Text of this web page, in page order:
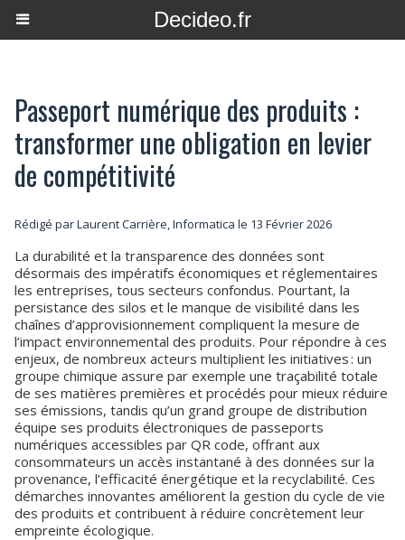
Decideo.fr
Passeport numérique des produits :
transformer une obligation en levier
de compétitivité
Rédigé par Laurent Carrière, Informatica le 13 Février 2026
La durabilité et la transparence des données sont
désormais des impératifs économiques et réglementaires
les entreprises, tous secteurs confondus. Pourtant, la
persistance des silos et le manque de visibilité dans les
chaînes d’approvisionnement compliquent la mesure de
l’impact environnemental des produits. Pour répondre à ces
enjeux, de nombreux acteurs multiplient les initiatives : un
groupe chimique assure par exemple une traçabilité totale
de ses matières premières et procédés pour mieux réduire
ses émissions, tandis qu’un grand groupe de distribution
équipe ses produits électroniques de passeports
numériques accessibles par QR code, offrant aux
consommateurs un accès instantané à des données sur la
provenance, l’efficacité énergétique et la recyclabilité. Ces
démarches innovantes améliorent la gestion du cycle de vie
des produits et contribuent à réduire concrètement leur
empreinte écologique.